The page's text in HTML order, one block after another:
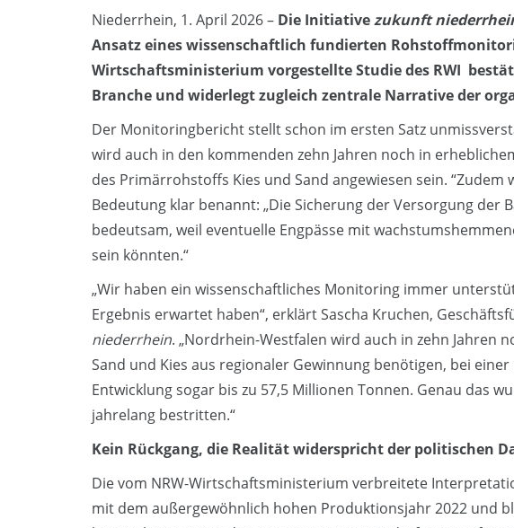
Niederrhein, 1. April 2026 – Die Initiativezukunft
Ansatz eines wissenschaftlich fundierten
Wirtschaftsministerium vorgestellte Studie des RWI
Branche und widerlegt zugleich zentrale Narrative der
Der Monitoringbericht stellt schon im ersten Satz
wird auch in den kommenden zehn Jahren noch in
des Primärrohstoffs Kies und Sand angewiesen sein.
Bedeutung klar benannt: „Die Sicherung der Versorgung der
bedeutsam, weil eventuelle Engpässe mit
sein könnten.“
„Wir haben ein wissenschaftliches Monitoring immer
Ergebnis erwartet haben“, erklärt Sascha Kruchen,
niederrhein. „Nordrhein-Westfalen wird auch in zehn Jahren
Sand und Kies aus regionaler Gewinnung benötigen, bei
Entwicklung sogar bis zu 57,5 Millionen Tonnen. Genau das
jahrelang bestritten.“
Kein Rückgang, die Realität widerspricht der politischen
Die vom NRW-Wirtschaftsministerium verbreitete
mit dem außergewöhnlich hohen Produktionsjahr 2022 und